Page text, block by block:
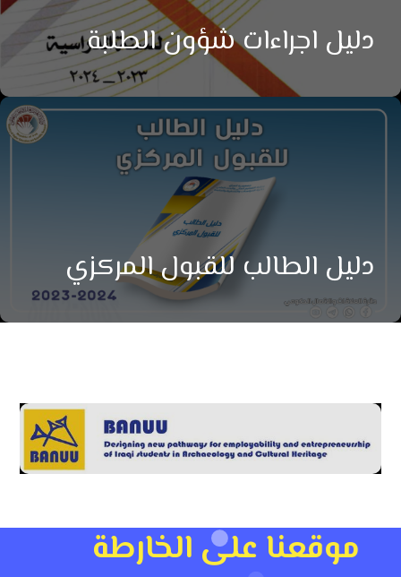
دليل اجراءات شؤون الطلبة
دليل الطالب للقبول المركزي
موقعنا على الخارطة